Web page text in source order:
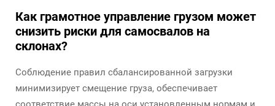
Как грамотное управление грузом может
снизить риски для самосвалов на
склонах?
Соблюдение правил сбалансированной загрузки
минимизирует смещение груза, обеспечивает